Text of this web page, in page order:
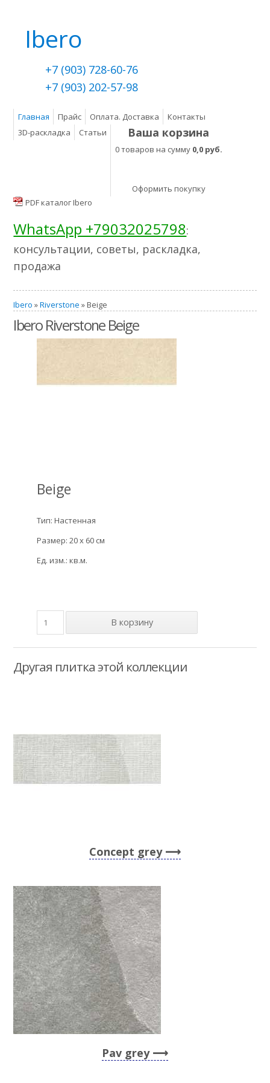
Ibero
+7 (903) 728-60-76
+7 (903) 202-57-98
Главная Прайс Оплата. Доставка
Контакты
3D-раскладка
Статьи Ваша корзина
0 товаров на сумму 0,0 руб.
Оформить покупку
PDF каталог Ibero
WhatsApp +79032025798:
консультации, советы, раскладка,
продажа
Ibero »Riverstone » Beige
Ibero Riverstone Beige
Beige
Тип: Настенная
Размер: 20 x 60 см
Ед. изм.: кв.м.
Другая плитка этой коллекции
Concept grey
Pav grey